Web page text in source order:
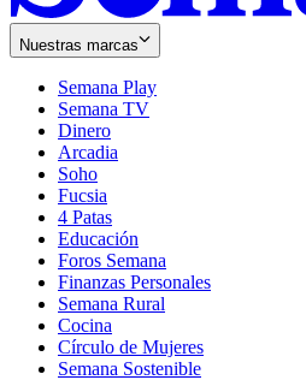
Nuestras marcas
Semana Play
Semana TV
Dinero
Arcadia
Soho
in
new
window
Fucsia
in
new
window
4 Patas
Educación
Foros Semana
Finanzas Personales
Semana Rural
Cocina
Círculo de Mujeres
Semana Sostenible